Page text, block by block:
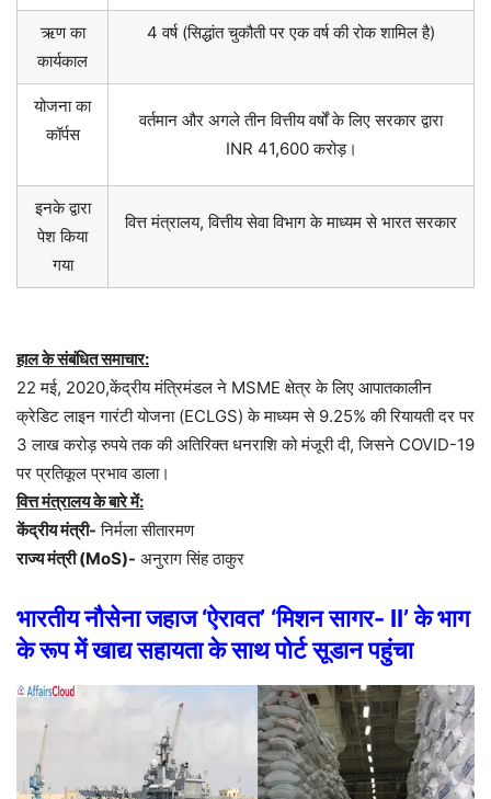
ऋण का
कार्यकाल
4 वर्ष (सिद्धांत चुकौती पर एक वर्ष की रोक शामिल है)
योजना का
कॉर्पस
वर्तमान और अगले तीन वित्तीय वर्षों के लिए सरकार द्वारा
INR 41,600 करोड़।
इनके द्वारा
पेश किया
गया
वित्त मंत्रालय, वित्तीय सेवा विभाग के माध्यम से भारत सरकार
हाल के संबंधित समाचार:
22 मई, 2020,केंद्रीय मंत्रिमंडल ने MSME क्षेत्र के लिए आपातकालीन
क्रेडिट लाइन गारंटी योजना (ECLGS) के माध्यम से 9.25% की रियायती दर पर
3 लाख करोड़ रुपये तक की अतिरिक्त धनराशि को मंजूरी दी, जिसने COVID-19
पर प्रतिकूल प्रभाव डाला।
वित्त मंत्रालय के बारे में:
केंद्रीय मंत्री- निर्मला सीतारमण
राज्य मंत्री (MoS)- अनुराग सिंह ठाकुर
भारतीय नौसेना जहाज ‘ऐरावत’ ‘मिशन सागर- II’ के भाग
के रूप में खाद्य सहायता के साथ पोर्ट सूडान पहुंचा